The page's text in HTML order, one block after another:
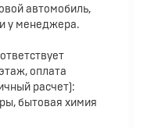
автомобиль,
у менеджера.
оплата
расчет):
бытовая химия